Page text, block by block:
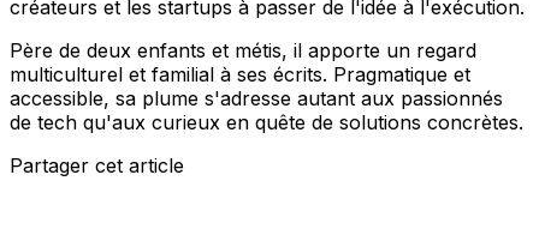
créateurs et les startups à passer de l'idée à l'exécution.
Père de deux enfants et métis, il apporte un regard
multiculturel et familial à ses écrits. Pragmatique et
accessible, sa plume s'adresse autant aux passionnés
de tech qu'aux curieux en quête de solutions concrètes.
Partager cet article